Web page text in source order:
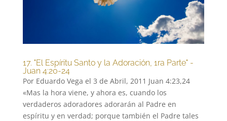
17. "El Espíritu Santo y la Adoración, 1ra Parte" -
Juan 4:20-24
Por Eduardo Vega el 3 de Abril, 2011 Juan 4:23,24
«Mas la hora viene, y ahora es, cuando los
verdaderos adoradores adorarán al Padre en
espíritu y en verdad; porque también el Padre tales